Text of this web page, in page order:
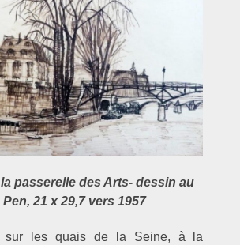
la passerelle des Arts- dessin au
Pen, 21 x 29,7 vers 1957
sur les quais de la Seine, à la